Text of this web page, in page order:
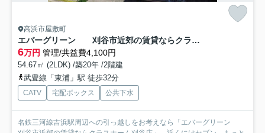
高浜市屋敷町
エバーグリーン 刈谷市近郊の賃貸ならクラスホーム刈谷店
6万円 管理/共益費4,100円
54.67㎡ (2LDK) /築20年 /2階建
武豊線「東浦」駅 徒歩32分
CATV 宅配ボックス 公共下水
名鉄三河線吉浜駅周辺への引っ越しをお考えなら「エバーグリーン